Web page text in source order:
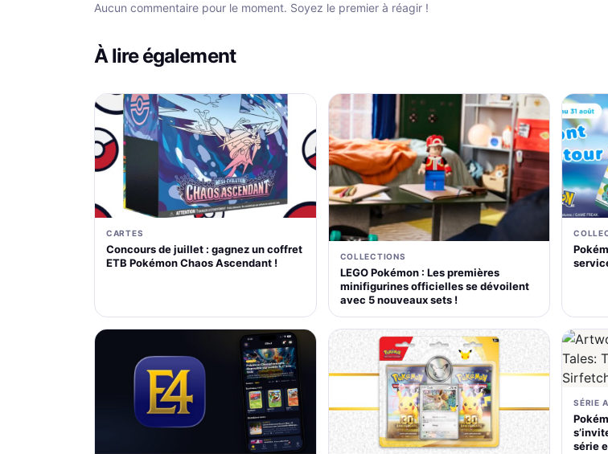
Aucun commentaire pour le moment. Soyez le premier à réagir !
À lire également
CARTES
Concours de juillet : gagnez un coffret
ETB Pokémon Chaos Ascendant !
COLLECTIONS
LEGO Pokémon : Les premières
minifigurines officielles se dévoilent
avec 5 nouveaux sets !
SÉRIE
série